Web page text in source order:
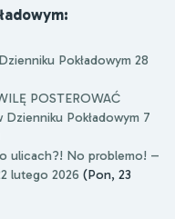
Pokładowym 28
POSTEROWAĆ
Pokładowym 7
ulicach?! No problemo! –
lutego 2026 (Pon, 23